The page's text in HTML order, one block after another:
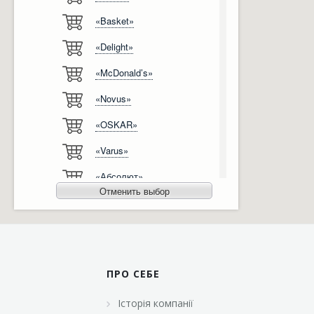
Відгуки
Ліцензії, сертифікати, дипломи
Автоматизація
Сервіс
«Basket»
«Delight»
«McDonald’s»
«Novus»
«OSKAR»
«Varus»
«Абсолют»
«Агро-Овен»
«Бімаркет»
«Брусничка»
Отменить выбор
ПРО СЕБЕ
Історія компанії